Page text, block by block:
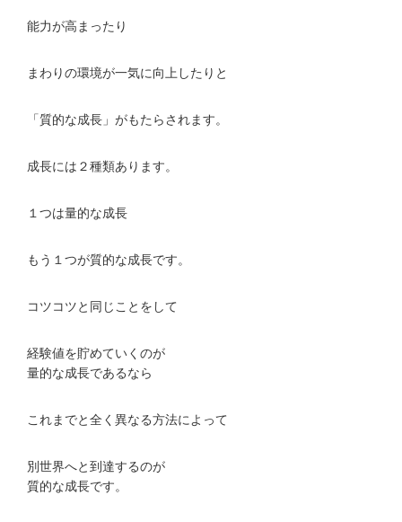
能力が高まったり
まわりの環境が一気に向上したりと
「質的な成長」がもたらされます。
成長には２種類あります。
１つは量的な成長
もう１つが質的な成長です。
コツコツと同じことをして
経験値を貯めていくのが
量的な成長であるなら
これまでと全く異なる方法によって
別世界へと到達するのが
質的な成長です。